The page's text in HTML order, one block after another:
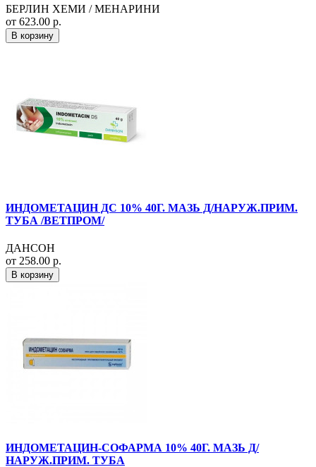
БЕРЛИН ХЕМИ / МЕНАРИНИ
от 623.00 р.
В корзину
ИНДОМЕТАЦИН ДС 10% 40Г. МАЗЬ Д/НАРУЖ.ПРИМ.
ТУБА /ВЕТПРОМ/
ДАНСОН
от 258.00 р.
В корзину
ИНДОМЕТАЦИН-СОФАРМА 10% 40Г. МАЗЬ Д/
НАРУЖ.ПРИМ. ТУБА